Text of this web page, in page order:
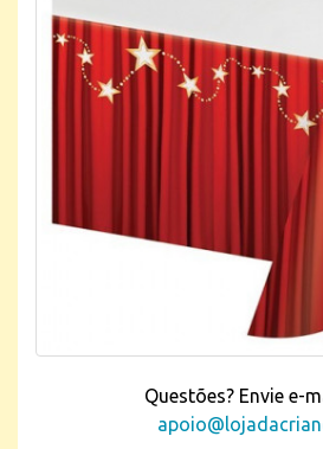
Questões? Envie e-